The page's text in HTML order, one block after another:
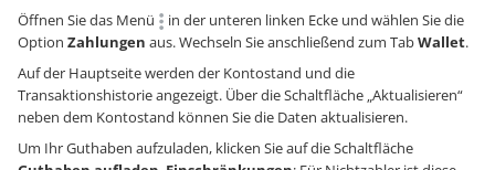
Öffnen Sie das Menü
in der unteren linken Ecke und wählen Sie die
Option Zahlungen aus. Wechseln Sie anschließend zum TabWallet.
Auf der Hauptseite werden der Kontostand und die
Transaktionshistorie angezeigt. Über die Schaltfläche „Aktualisieren“
neben dem Kontostand können Sie die Daten aktualisieren.
Um Ihr Guthaben aufzuladen, klicken Sie auf die Schaltfläche